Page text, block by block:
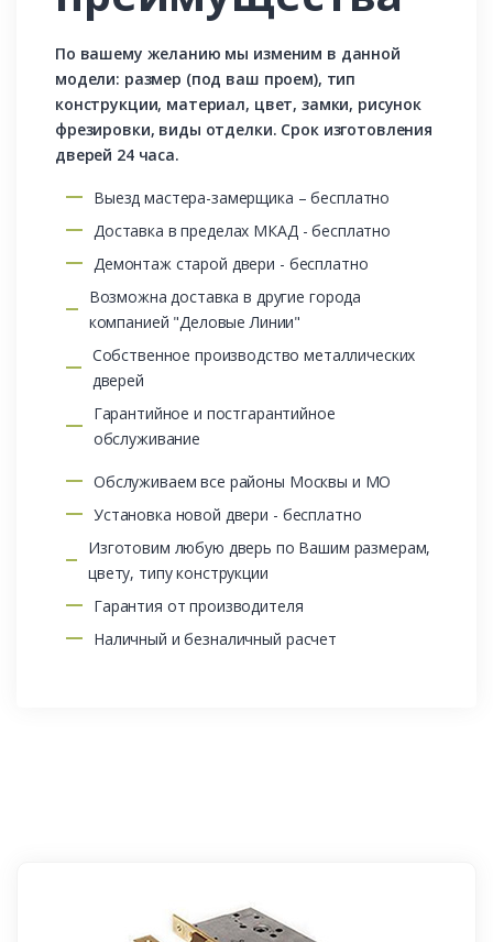
По вашему желанию мы изменим в данной
модели: размер (под ваш проем), тип
конструкции, материал, цвет, замки, рисунок
фрезировки, виды отделки. Срок изготовления
дверей 24 часа.
Выезд мастера-замерщика – бесплатно
Доставка в пределах МКАД - бесплатно
Демонтаж старой двери - бесплатно
Возможна доставка в другие города
компанией "Деловые Линии"
Собственное производство металлических
дверей
Гарантийное и постгарантийное
обслуживание
Обслуживаем все районы Москвы и МО
Установка новой двери - бесплатно
Изготовим любую дверь по Вашим размерам,
цвету, типу конструкции
Гарантия от производителя
Наличный и безналичный расчет